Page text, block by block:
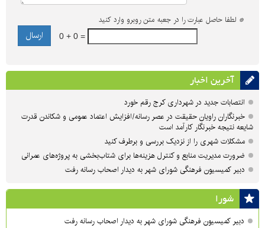
* لطفا حاصل عبارت را در جعبه متن روبرو وارد کنید
0 + 0 =
آخرین اخبار
انتصابات جدید در شهرداری کرج رقم خورد
خبرنگاران راویان حقیقت در عصر رسانه/افزایش اعتماد عمومی و شکاندن قدرت
شایعه نتیجه خبرنگار کارآمد است
مشکلات شهری را از نزدیک بررسی و برطرف کنید
ضرورت مدیریت منابع و کنترل هزینه‌ها برای شتاب‌بخشی به پروژه‌های عمرانی
دبیر کمیسیون فرهنگی شورای شهر به دیدار اصحاب رسانه رفت
شورا
دبیر کمیسیون فرهنگی شورای شهر به دیدار اصحاب رسانه رفت